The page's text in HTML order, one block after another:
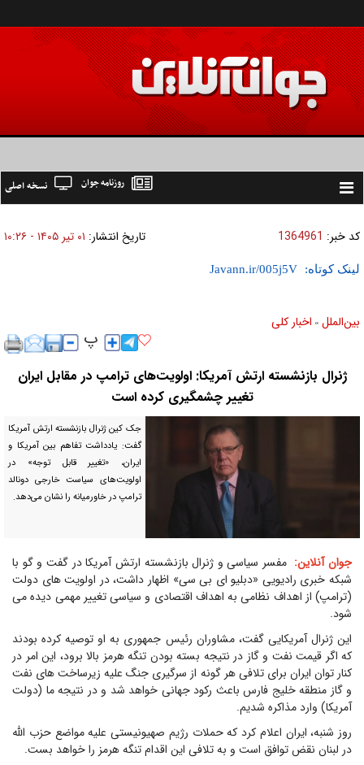
Toggle
نسخه اصلی روزنامه جوان
کد خبر: 1364961 تاریخ انتشار: ۰۱ تير ۱۴۰۵ - ۱۰:۲۶
لینک کوتاه:
بين‌الملل » اخبار كلی
ژنرال بازنشسته ارتش آمریکا: اولویت‌های ترامپ در مقابل ایران
تغییر چشمگیری کرده است
جک کین ژنرال بازنشسته ارتش آمریکا
گفت: یادداشت تفاهم بین آمریکا و
ایران، «تغییر قابل توجه» در
اولویت‌های سیاست خارجی دونالد
ترامپ در خاورمیانه را نشان می‌دهد.
جوان آنلاین: مفسر سیاسی و ژنرال بازنشسته ارتش آمریکا در گفت و گو با
شبکه خبری رادیویی «دبلیو ای بی سی» اظهار داشت، در اولویت های دولت
(ترامپ) از اهداف نظامی به اهداف اقتصادی و سیاسی تغییر مهمی دیده می
شود.
این ژنرال آمریکایی گفت، مشاوران رئیس جمهوری به او توصیه کرده بودند
که اگر قیمت نفت و گاز در نتیجه بسته بودن تنگه هرمز بالا برود، این امر در
کنار توان ایران برای تلافی هر گونه از سرگیری جنگ علیه زیرساخت های نفت
و گاز منطقه خلیج فارس باعث رکود جهانی خواهد شد و در نتیجه ما (دولت
آمریکا) وارد مذاکره شدیم.
روز شنبه، ایران اعلام کرد که حملات رژیم صهیونیستی علیه مواضع حزب الله
در لبنان نقض توافق است و به تلافی این اقدام تنگه هرمز را خواهد بست.